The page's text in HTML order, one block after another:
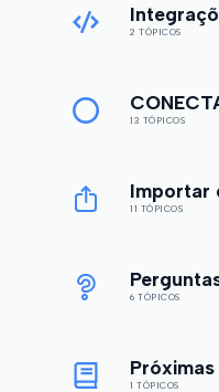
2 TÓPICOS
13 TÓPICOS
Importar
11 TÓPICOS
6 TÓPICOS
1 TÓPICOS